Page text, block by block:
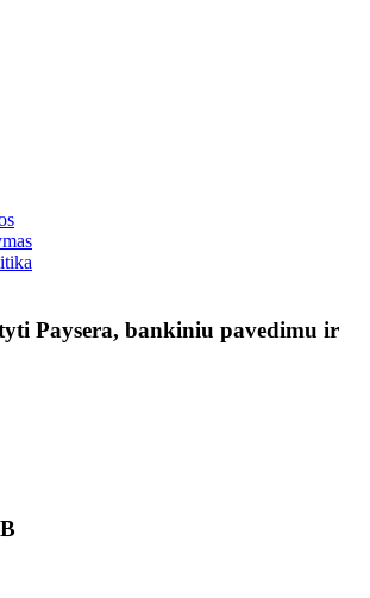
Paysera, bankiniu pavedimu ir